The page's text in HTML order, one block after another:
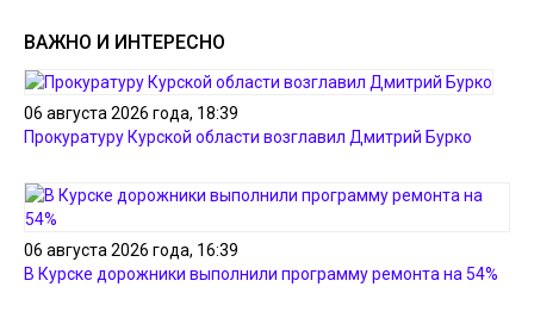
ВАЖНО И ИНТЕРЕСНО
06 августа 2026 года, 18:39
Прокуратуру Курской области возглавил Дмитрий Бурко
06 августа 2026 года, 16:39
В Курске дорожники выполнили программу ремонта на 54%